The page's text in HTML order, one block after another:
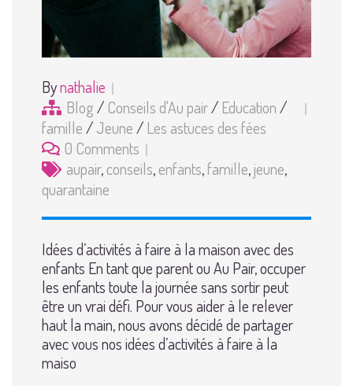
Bynathalie
Blog/ Conseils d'Au pair/ Education/
famille/Jeune/ Les astuces des fées
0 Comments
aupair,conseils,enfants,famille,jeune,
quarantaine
Idées d’activités à faire à la maison avec des
enfants En tant que parent ou Au Pair, occuper
les enfants toute la journée sans sortir peut
être un vrai défi. Pour vous aider à le relever
haut la main, nous avons décidé de partager
avec vous nos idées d’activités à faire à la
maiso